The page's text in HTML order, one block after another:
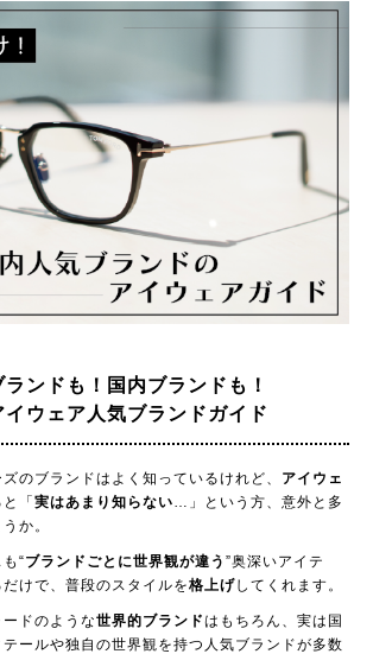
ランドも！国内ブランドも！
イウェア人気ブランドガイド
のブランドはよく知っているけれど、 アイウェ
「 実はあまり知らない…」という方、意外と多
か。
“ブランドごとに世界観が違う ”奥深いアイテ
けで、普段のスタイルを格上げしてくれます。
ドのような世界的ブランドはもちろん、実は国
ールや独自の世界観を持つ人気ブランドが多数